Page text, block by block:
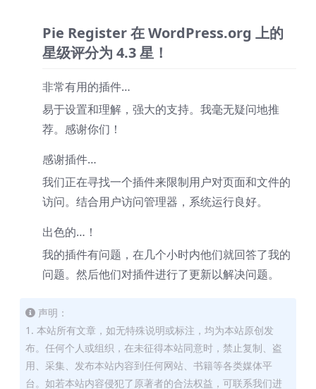
Pie Register 在 WordPress.org 上的
星级评分为 4.3 星！
非常有用的插件…
易于设置和理解，强大的支持。我毫无疑问地推
荐。感谢你们！
感谢插件…
我们正在寻找一个插件来限制用户对页面和文件的
访问。结合用户访问管理器，系统运行良好。
出色的…！
我的插件有问题，在几个小时内他们就回答了我的
问题。然后他们对插件进行了更新以解决问题。
声明：
1. 本站所有文章，如无特殊说明或标注，均为本站原创发
布。任何个人或组织，在未征得本站同意时，禁止复制、盗
用、采集、发布本站内容到任何网站、书籍等各类媒体平
台。如若本站内容侵犯了原著者的合法权益，可联系我们进